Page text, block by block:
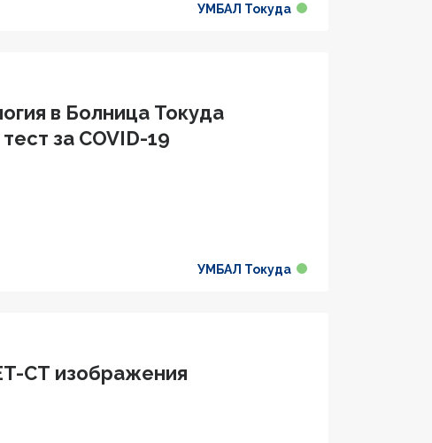
УМБАЛ Токуда
в Болница Токуда
за COVID-19
УМБАЛ Токуда
CT изображения